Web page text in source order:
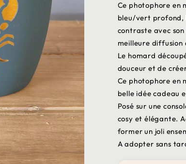
Ce photophore en
bleu/vert profond,
contraste avec
meilleure diffusion
Le homard
douceur et de
Ce photophore en
belle idée cadeau
Posé sur une
cosy et élégante.
former un joli
A adopter sans